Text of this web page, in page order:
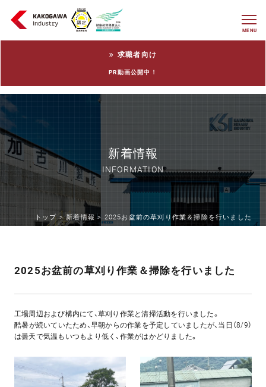
MENU
求職者向け
PR動画公開中！
新着情報
INFORMATION
トップ >新着情報 > 2025お盆前の草刈り作業＆掃除を行いました
2025お盆前の草刈り作業＆掃除を行いました
工場周辺および構内にて、草刈り作業と清掃活動を行いました。
酷暑が続いていたため、早朝からの作業を予定していましたが、当日（8/9）
は曇天で気温もいつもより低く、作業がはかどりました。